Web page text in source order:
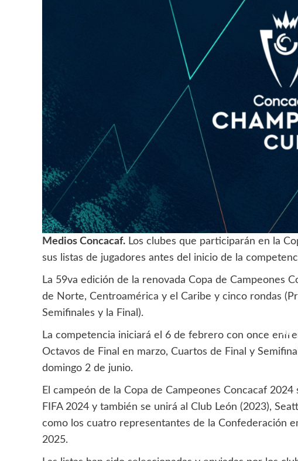
Medios Concacaf. Los clubes que participarán en la
sus listas de jugadores antes del inicio de la
La 59va edición de la renovada Copa de Campeones
de Norte, Centroamérica y el Caribe y cinco rondas
Semifinales y la Final).
La competencia iniciará el 6 de febrero con once
Octavos de Final en marzo, Cuartos de Final y
domingo 2 de junio.
El campeón de la Copa de Campeones Concacaf
FIFA 2024 y también se unirá al Club León (2023),
como los cuatro representantes de la Confederación
2025.